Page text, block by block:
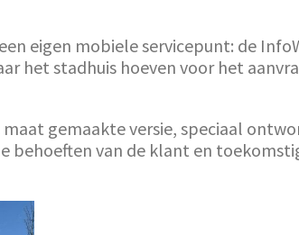
eigen mobiele servicepunt: de
het stadhuis hoeven voor het
gemaakte versie, speciaal
behoeften van de klant en